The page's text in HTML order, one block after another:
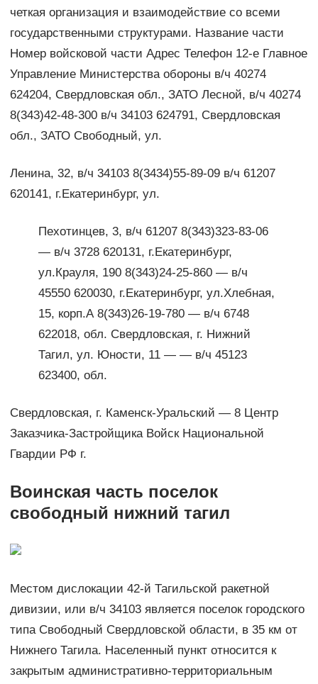
четкая организация и взаимодействие со всеми
государственными структурами. Название части
Номер войсковой части Адрес Телефон 12-е Главное
Управление Министерства обороны в/ч 40274
624204, Свердловская обл., ЗАТО Лесной, в/ч 40274
8(343)42-48-300 в/ч 34103 624791, Свердловская
обл., ЗАТО Свободный, ул.
Ленина, 32, в/ч 34103 8(3434)55-89-09 в/ч 61207
620141, г.Екатеринбург, ул.
Пехотинцев, 3, в/ч 61207 8(343)323-83-06
— в/ч 3728 620131, г.Екатеринбург,
ул.Крауля, 190 8(343)24-25-860 — в/ч
45550 620030, г.Екатеринбург, ул.Хлебная,
15, корп.А 8(343)26-19-780 — в/ч 6748
622018, обл. Свердловская, г. Нижний
Тагил, ул. Юности, 11 — — в/ч 45123
623400, обл.
Свердловская, г. Каменск-Уральский — 8 Центр
Заказчика-Застройщика Войск Национальной
Гвардии РФ г.
Воинская часть поселок
свободный нижний тагил
Местом дислокации 42-й Тагильской ракетной
дивизии, или в/ч 34103 является поселок городского
типа Свободный Свердловской области, в 35 км от
Нижнего Тагила. Населенный пункт относится к
закрытым административно-территориальным